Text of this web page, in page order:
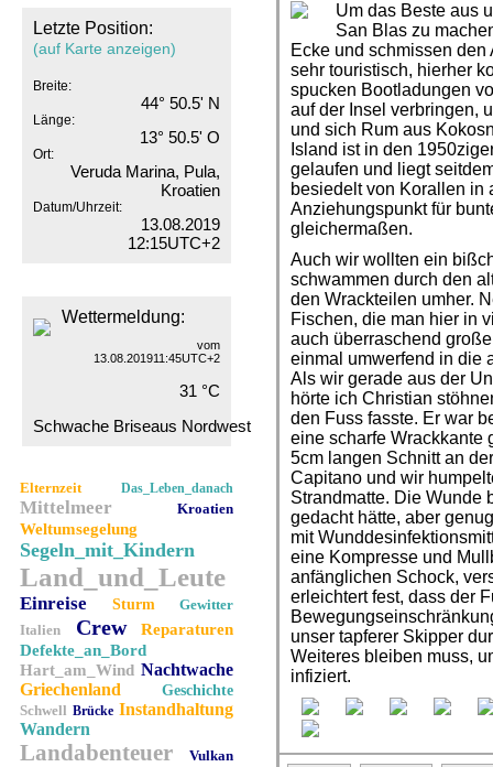
Letzte Position:
(auf Karte anzeigen)
Breite:
44° 50.5' N
Länge:
13° 50.5' O
Ort:
Veruda Marina, Pula,
Kroatien
Datum/Uhrzeit:
13.08.2019
12:15UTC+2
Wettermeldung:
vom
13.08.201911:45UTC+2
31 °C
Schwache Briseaus Nordwest
Elternzeit Das_Leben_danach
Mittelmeer Kroatien
Weltumsegelung
Segeln_mit_Kindern
Land_und_Leute
Einreise Sturm
Gewitter
Italien
Crew
Reparaturen
Defekte_an_Bord
Hart_am_Wind Nachtwache
Griechenland
Geschichte
Schwell Brücke Instandhaltung
Wandern
Landabenteuer
Vulkan
Um das Beste aus
San Blas zu
Ecke und schmissen
sehr touristisch, hierher
spucken Bootladungen
auf der Insel verbringen,
und sich Rum aus
Island ist in den
gelaufen und liegt
besiedelt von Korallen in
Anziehungspunkt für
gleichermaßen.
Auch wir wollten ein
schwammen durch den
den Wrackteilen umher.
Fischen, die man hier in
auch überraschend
einmal umwerfend in die
Als wir gerade aus der
hörte ich Christian
den Fuss fasste. Er war
eine scharfe Wrackkante
5cm langen Schnitt an
Capitano und wir
Strandmatte. Die Wunde
gedacht hätte, aber
mit
eine Kompresse und
anfänglichen Schock,
erleichtert fest, dass der
unser tapferer Skipper
Weiteres bleiben muss,
infiziert.